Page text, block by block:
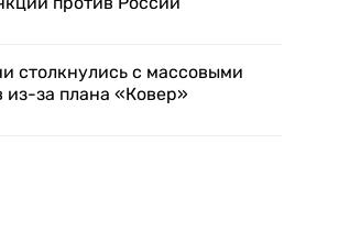
столкнулись с массовыми
за плана «Ковер»